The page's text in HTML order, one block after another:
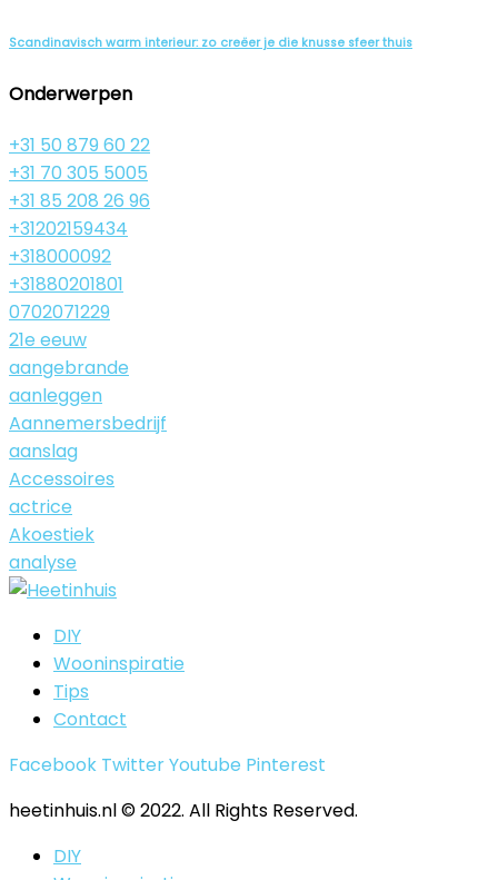
Scandinavisch warm interieur: zo creëer je die knusse sfeer thuis
Onderwerpen
+31 50 879 60 22
+31 70 305 5005
+31 85 208 26 96
+31202159434
+318000092
+31880201801
0702071229
21e eeuw
aangebrande
aanleggen
Aannemersbedrijf
aanslag
Accessoires
actrice
Akoestiek
analyse
DIY
Wooninspiratie
Tips
Contact
Facebook TwitterYoutube Pinterest
heetinhuis.nl © 2022. All Rights Reserved.
DIY